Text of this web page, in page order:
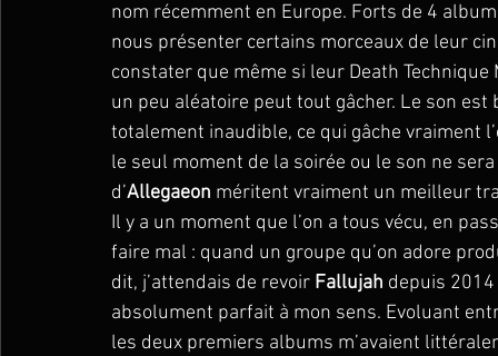
nom récemment en Europe. Forts de 4
nous présenter certains morceaux de leur
constater que même si leur Death
un peu aléatoire peut tout gâcher. Le son
totalement inaudible, ce qui gâche vraiment
le seul moment de la soirée ou le son ne
d’Allegaeon méritent vraiment un meilleur
Il y a un moment que l’on a tous vécu, en
faire mal : quand un groupe qu’on adore
dit, j’attendais de revoir Fallujah depuis 2014
absolument parfait à mon sens. Evoluant
les deux premiers albums m’avaient